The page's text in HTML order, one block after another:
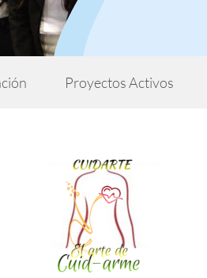
Proyectos Activos